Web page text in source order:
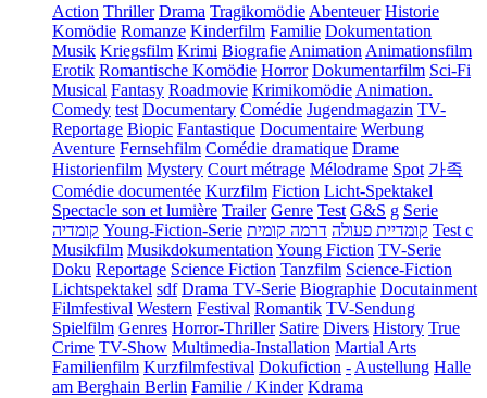
Action Thriller Drama Tragikomödie Abenteuer Historie
Komödie Romanze Kinderfilm Familie Dokumentation
Musik Kriegsfilm Krimi Biografie Animation Animationsfilm
Erotik Romantische Komödie Horror Dokumentarfilm Sci-Fi
Musical Fantasy Roadmovie Krimikomödie Animation.
Comedy test Documentary Comédie Jugendmagazin TV-
Reportage Biopic Fantastique Documentaire Werbung
Aventure Fernsehfilm Comédie dramatique Drame
Historienfilm Mystery Court métrage Mélodrame Spot 가족
Comédie documentée Kurzfilm Fiction Licht-Spektakel
Spectacle son et lumière Trailer Genre Test G&S g Serie
קומדיה Young-Fiction-Serie קומדיית פעולה דרמה קומית
Test c
Musikfilm Musikdokumentation Young Fiction TV-Serie
Doku Reportage Science Fiction Tanzfilm Science-Fiction
Lichtspektakel sdf Drama TV-Serie Biographie Docutainment
Filmfestival Western Festival Romantik TV-Sendung
Spielfilm Genres Horror-Thriller Satire Divers History True
Crime TV-Show Multimedia-Installation Martial Arts
Familienfilm Kurzfilmfestival Dokufiction - Austellung Halle
am Berghain Berlin Familie / Kinder Kdrama